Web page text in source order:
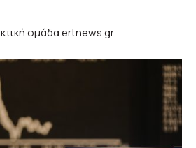
ομάδα ertnews.gr